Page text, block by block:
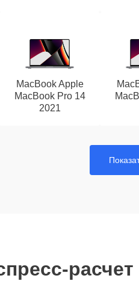
MacBook Apple
MacBook Pro 14
2021